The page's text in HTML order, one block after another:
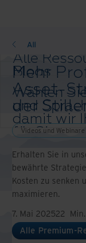
Alle
Blogs
Webinare
All
Wählen
und
damit wir
für Sie
können.
Land und
Sprache
auswählen:
Asia-Pacific and
Europe and
Latin America
Videos und Webinare
Mehr
Asset-
der
Videos und Webinare
Erhalten Sie in
bewährte
Kosten zu senken
maximieren.
7. Mai 202522 Min.
Alle Premium-